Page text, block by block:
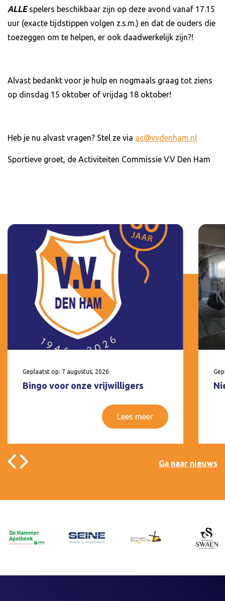
ALLEspelers beschikbaar zijn op deze avond vanaf 17.15
uur (exacte tijdstippen volgen z.s.m.) en dat de ouders die
toezeggen om te helpen, er ook daadwerkelijk zijn?!
Alvast bedankt voor je hulp en nogmaals graag tot ziens
op dinsdag 15 oktober of vrijdag 18 oktober!
Heb je nu alvast vragen? Stel ze via ac@vvdenham.nl
Sportieve groet, de Activiteiten Commissie V.V Den Ham
Geplaatst op: 7 augustus, 2026
Bingo voor onze vrijwilligers
Lees meer
Ga naar nieuws